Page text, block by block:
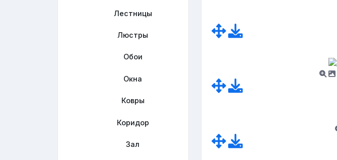
Лестницы
Люстры
Обои
Окна
Ковры
Коридор
Зал